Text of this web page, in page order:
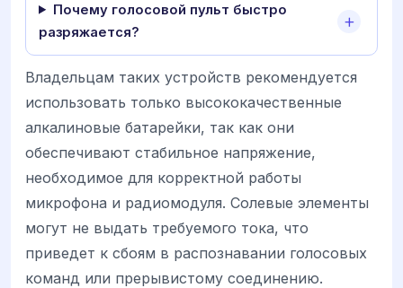
Почему голосовой пульт быстро
разряжается?
Владельцам таких устройств рекомендуется
использовать только высококачественные
алкалиновые батарейки, так как они
обеспечивают стабильное напряжение,
необходимое для корректной работы
микрофона и радиомодуля. Солевые элементы
могут не выдать требуемого тока, что
приведет к сбоям в распознавании голосовых
команд или прерывистому соединению.